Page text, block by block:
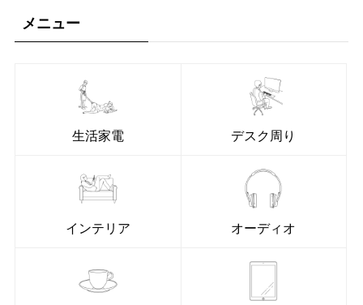
メニュー
生活家電 デスク周り
インテリア オーディオ